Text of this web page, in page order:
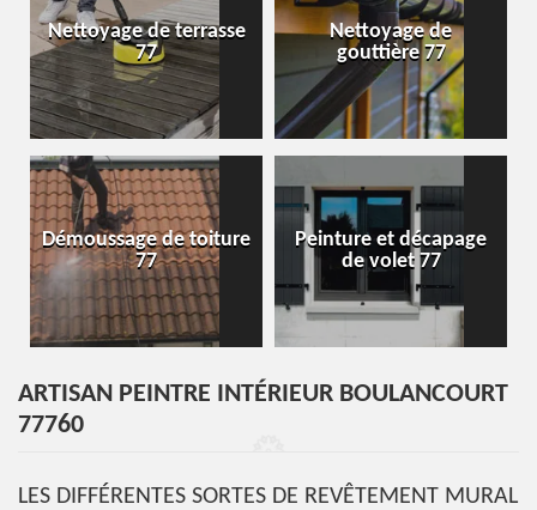
Nettoyage de terrasse
77
Nettoyage de
gouttière 77
Démoussage de toiture
77
Peinture et décapage
de volet 77
ARTISAN PEINTRE INTÉRIEUR BOULANCOURT
77760
LES DIFFÉRENTES SORTES DE REVÊTEMENT MURAL